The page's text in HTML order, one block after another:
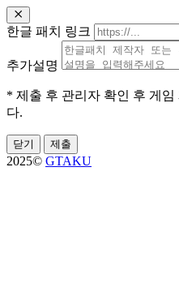
한글 패치 링크
추가설명
* 제출 후 관리자 확인 후 게임
다.
닫기 제출
2025© GTAKU